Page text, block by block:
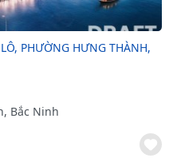
PHƯỜNG HƯNG THÀNH,
Bắc Ninh